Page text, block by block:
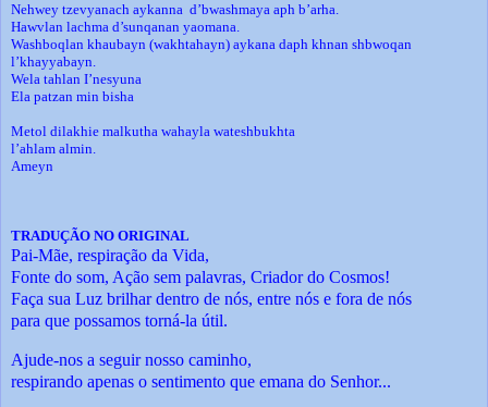
Nehwey tzevyanach aykanna d’bwashmaya aph b’arha.
Hawvlan lachma d’sunqanan yaomana.
Washboqlan khaubayn (wakhtahayn) aykana daph khnan shbwoqan
l’khayyabayn.
Wela tahlan I’nesyuna
Ela patzan min bisha
Metol dilakhie malkutha wahayla wateshbukhta
l’ahlam almin.
Ameyn
TRADUÇÃO NO ORIGINAL
Pai-Mãe, respiração da Vida,
Fonte do som, Ação sem palavras, Criador do Cosmos!
Faça sua Luz brilhar dentro de nós, entre nós e fora de nós
para que possamos torná-la útil.
Ajude-nos a seguir nosso caminho,
respirando apenas o sentimento que emana do Senhor...